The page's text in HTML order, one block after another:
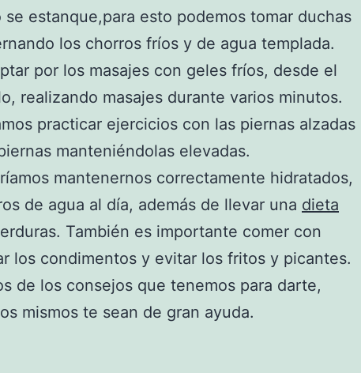
se estanque,para esto podemos tomar duchas
los chorros fríos y de agua templada.
por los masajes con geles fríos, desde el
realizando masajes durante varios minutos.
practicar ejercicios con las piernas alzadas
manteniéndolas elevadas.
mantenernos correctamente hidratados,
de agua al día, además de llevar una dieta
También es importante comer con
los condimentos y evitar los fritos y picantes.
de los consejos que tenemos para darte,
mismos te sean de gran ayuda.